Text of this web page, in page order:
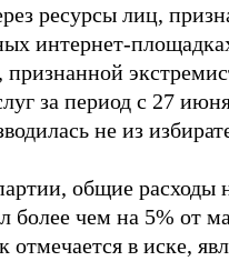
ресурсы лиц,
интернет-
за период с 27
не из
общие расходы
более чем на 5% от
отмечается в иске,